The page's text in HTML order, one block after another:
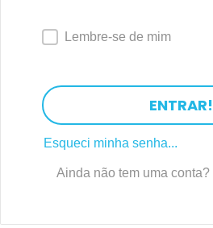
Lembre-se de mim
ENTRAR!
Esqueci minha senha...
Ainda não tem uma conta?